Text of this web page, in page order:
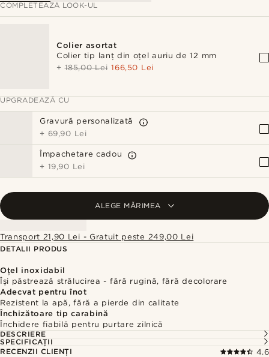
COMPLETEAZĂ LOOK-UL
Colier asortat
Colier tip lanț din oțel auriu de 12 mm
+185,00 Lei 166,50 Lei
UPGRADEAZĂ CU
Gravură personalizată
+ 69,90 Lei
Împachetare cadou
+ 19,90 Lei
ALEGE MĂRIMEA
Transport 21,90 Lei - Gratuit peste 249,00 Lei
DETALII PRODUS
Oțel inoxidabil
Își păstrează strălucirea - fără rugină, fără decolorare
Adecvat pentru înot
Rezistent la apă, fără a pierde din calitate
Închizătoare tip carabină
Închidere fiabilă pentru purtare zilnică
DESCRIERE
SPECIFICAȚII
RECENZII CLIENȚI
4.6